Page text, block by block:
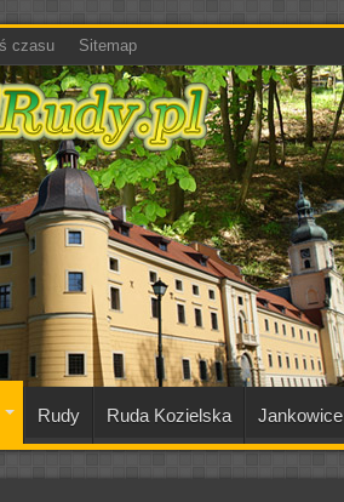
czasu Sitemap
Rudy Ruda Kozielska Jankowice